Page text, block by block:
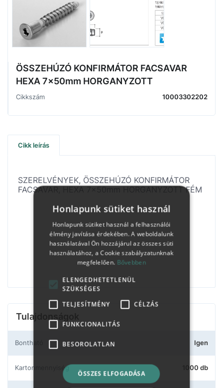
ÖSSZEHÚZÓ KONFIRMÁTOR FACSAVAR
HEXA 7x50mm HORGANYZOTT
Cikkszám 10003302202
Cikk leírás
SZERELVÉNYEK, ÖSSZEHÚZÓ KONFIRMÁTOR
FACSAVAR, HEXA 7x50mm HORGANYZOTT FÉM
Tulajdonságok
Bontható Igen
Kartonmennyiség 1000 db
Honlapunk sütiket használ
Honlapunk sütiket használ a felhasználói
élmény javítása érdekében. A weboldalunk
használatával Ön hozzájárul az összes süti
használatához, a Cookie szabályzatunknak
megfelelően. Bővebben
ELENGEDHETETLENÜL
SZÜKSÉGES
TELJESÍTMÉNY
CÉLZÁS
FUNKCIONALITÁS
BESOROLATLAN
ÖSSZES ELFOGADÁSA